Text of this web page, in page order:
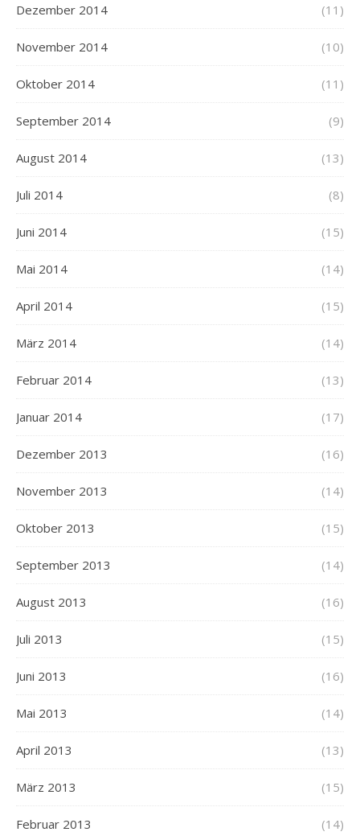
Dezember 2014 (11)
November 2014 (10)
Oktober 2014 (11)
September 2014 (9)
August 2014 (13)
Juli 2014 (8)
Juni 2014 (15)
Mai 2014 (14)
April 2014 (15)
März 2014 (14)
Februar 2014 (13)
Januar 2014 (17)
Dezember 2013 (16)
November 2013 (14)
Oktober 2013 (15)
September 2013 (14)
August 2013 (16)
Juli 2013 (15)
Juni 2013 (16)
Mai 2013 (14)
April 2013 (13)
März 2013 (15)
Februar 2013 (14)